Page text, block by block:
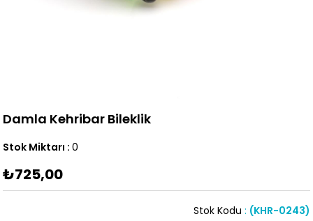
Damla Kehribar Bileklik
Stok Miktarı : 0
₺725,00
(KHR-0243)
Stok Kodu